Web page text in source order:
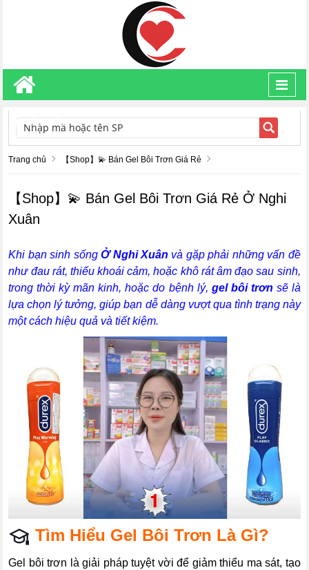
TÌM KIẾM
Trang chủ 【Shop】💫 Bán Gel Bôi Trơn Giá Rẻ
【Shop】💫 Bán Gel Bôi Trơn Giá Rẻ Ở Nghi
Xuân
Khi bạn sinh sốngỞ Nghi Xuân và gặp phải những vấn đề
như đau rát, thiếu khoái cảm, hoặc khô rát âm đạo sau sinh,
trong thời kỳ mãn kinh, hoặc do bệnh lý, gel bôi trơn sẽ là
lựa chọn lý tưởng, giúp bạn dễ dàng vượt qua tình trạng này
một cách hiệu quả và tiết kiệm.
Tìm Hiểu Gel Bôi Trơn Là Gì?
Gel bôi trơn là giải pháp tuyệt vời để giảm thiểu ma sát, tạo